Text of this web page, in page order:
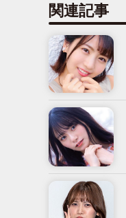
関連記事